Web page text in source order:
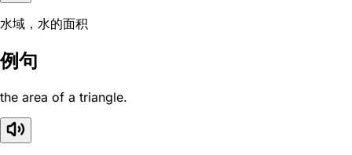
水域，水的面积
例句
the area of a triangle.